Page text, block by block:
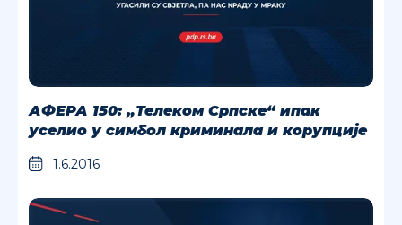
АФЕРА 150: „Телеком Српске“ ипак
уселио у симбол криминала и корупције
1.6.2016